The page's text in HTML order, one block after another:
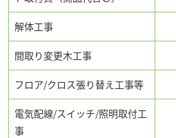
解体工事
間取り変更木工事
フロア/クロス張り替え工事等
電気配線/スイッチ/照明取付工
事